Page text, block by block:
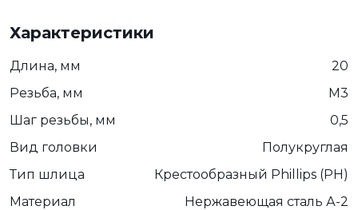
Характеристики
Длина, мм
20
Резьба, мм
М3
Шаг резьбы, мм
0,5
Вид головки
Полукруглая
Тип шлица
Крестообразный Phillips (PH)
Материал
Нержавеющая сталь А-2